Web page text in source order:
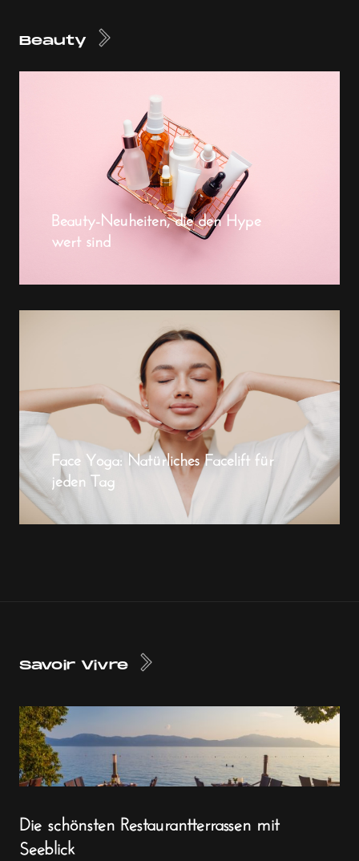
Beauty
Beauty-Neuheiten, die den Hype
wert sind
Face Yoga: Natürliches Facelift für
jeden Tag
Savoir Vivre
Die schönsten Restaurantterrassen mit
Seeblick